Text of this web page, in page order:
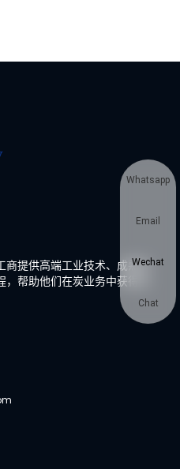
商提供高端工业技术、成熟的
帮助他们在炭业务中获得巨
Whatsapp
Email
Wechat
Chat